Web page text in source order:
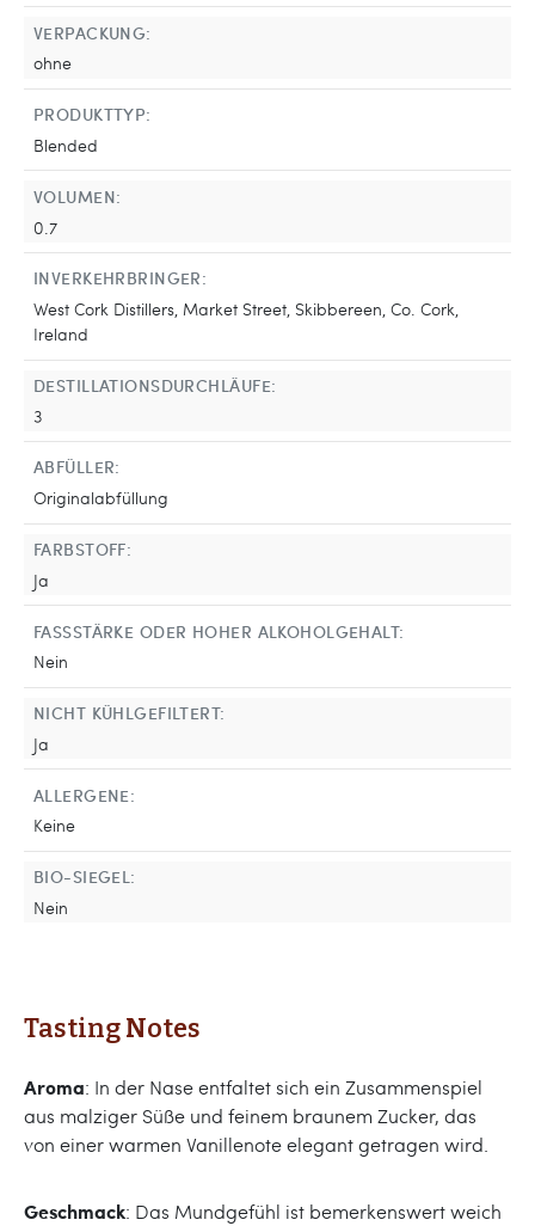
VERPACKUNG:
ohne
PRODUKTTYP:
Blended
VOLUMEN:
0.7
INVERKEHRBRINGER:
West Cork Distillers, Market Street, Skibbereen, Co. Cork,
Ireland
DESTILLATIONSDURCHLÄUFE:
3
ABFÜLLER:
Originalabfüllung
FARBSTOFF:
Ja
FASSSTÄRKE ODER HOHER ALKOHOLGEHALT:
Nein
NICHT KÜHLGEFILTERT:
Ja
ALLERGENE:
Keine
BIO-SIEGEL:
Nein
Tasting Notes
Aroma: In der Nase entfaltet sich ein Zusammenspiel
aus malziger Süße und feinem braunem Zucker, das
von einer warmen Vanillenote elegant getragen wird.
Geschmack: Das Mundgefühl ist bemerkenswert weich